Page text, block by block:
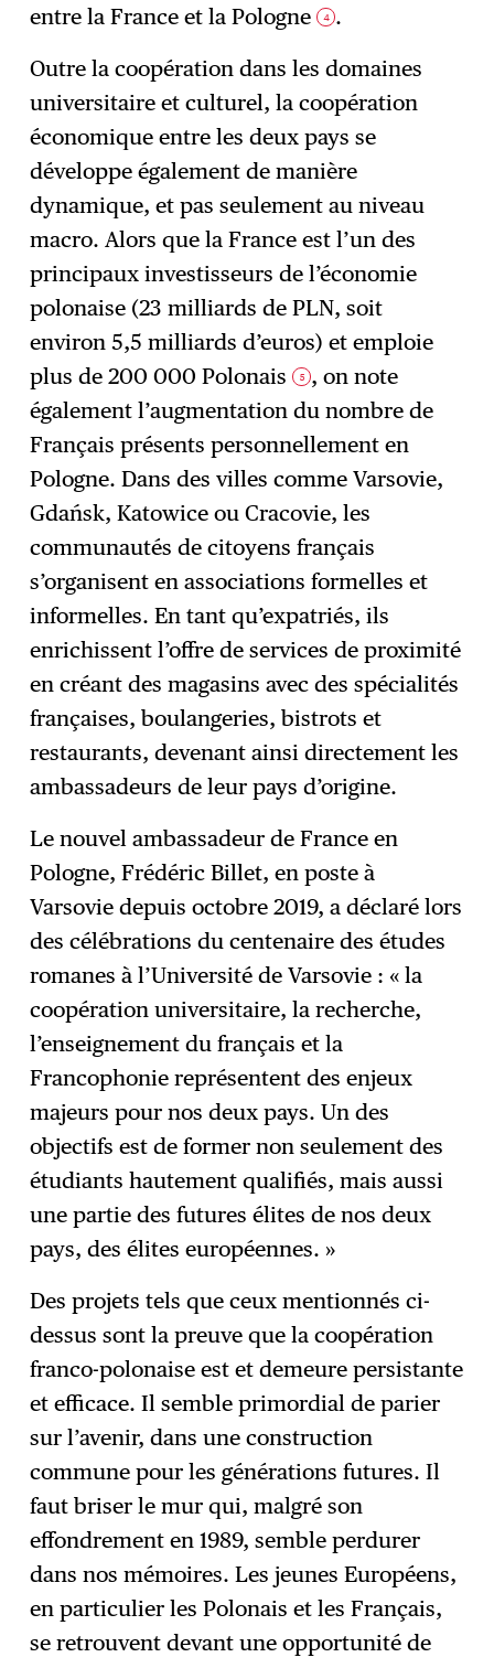
entre la France et la Pologne 4 .
Outre la coopération dans les domaines
universitaire et culturel, la coopération
économique entre les deux pays se
développe également de manière
dynamique, et pas seulement au niveau
macro. Alors que la France est l’un des
principaux investisseurs de l’économie
polonaise (23 milliards de PLN, soit
environ 5,5 milliards d’euros) et emploie
plus de 200 000 Polonais 5 , on note
également l’augmentation du nombre de
Français présents personnellement en
Pologne. Dans des villes comme Varsovie,
Gdańsk, Katowice ou Cracovie, les
communautés de citoyens français
s’organisent en associations formelles et
informelles. En tant qu’expatriés, ils
enrichissent l’offre de services de proximité
en créant des magasins avec des spécialités
françaises, boulangeries, bistrots et
restaurants, devenant ainsi directement les
ambassadeurs de leur pays d’origine.
Le nouvel ambassadeur de France en
Pologne, Frédéric Billet, en poste à
Varsovie depuis octobre 2019, a déclaré lors
des célébrations du centenaire des études
romanes à l’Université de Varsovie : « la
coopération universitaire, la recherche,
l’enseignement du français et la
Francophonie représentent des enjeux
majeurs pour nos deux pays. Un des
objectifs est de former non seulement des
étudiants hautement qualifiés, mais aussi
une partie des futures élites de nos deux
pays, des élites européennes. »
Des projets tels que ceux mentionnés ci-
dessus sont la preuve que la coopération
franco-polonaise est et demeure persistante
et efficace. Il semble primordial de parier
sur l’avenir, dans une construction
commune pour les générations futures. Il
faut briser le mur qui, malgré son
effondrement en 1989, semble perdurer
dans nos mémoires. Les jeunes Européens,
en particulier les Polonais et les Français,
se retrouvent devant une opportunité de